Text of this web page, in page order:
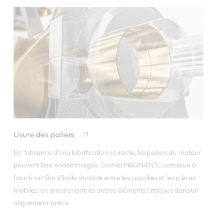
Usure des paliers
En l’absence d’une lubrification correcte, les paliers du moteur
peuvent être endommagés. Castrol MAGNATEC contribue à
fournir un film d’huile durable entre les coquilles et les pièces
mobiles, en maintenant les autres éléments critiques dans un